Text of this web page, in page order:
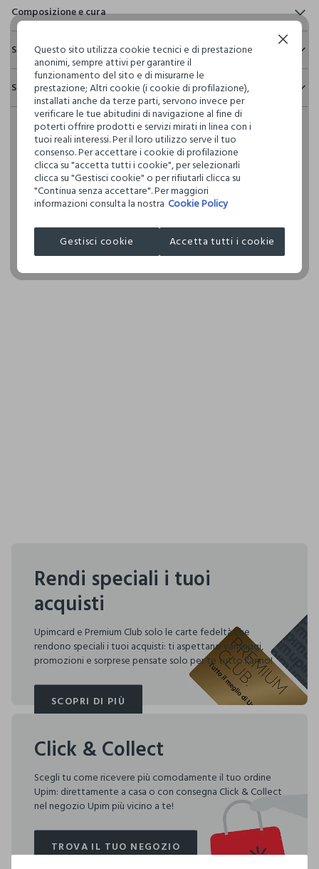
Composizione e cura
82% COTONE,18% LINO
NON CANDEGGIARE
TEMPERATURA MASSIMA 30°C - PROCEDURA DELICATA
NON LAVARE A SECCO
NON ASCIUGARE IN ASCIUGA BIANCHERIA A TAMBURO
ROTATIVO
TEMPERATURA MASSIMA DELLA PIASTRA DEL FERRO
DANNI IRREVERSIBILI
Sostenibilità e trasparenza
Sicurezza
Il 100% dei nostri articoli viene sottoposto a test chimico-
fisici, per verificarne il rispetto dei limiti che abbiamo
definito per l’uso di sostanze chimiche, talvolta anche più
restrittivi rispetto a quelli previsti dalla normativa
internazionale.
Clicca qui per vedere i dettagli
I nostri fornitori
MADE IN INDIA
Spedizione e resi
Hai fino a 30 giorni dalla consegna del tuo ordine online per
cambiare idea e restituire i prodotti che hai acquistato.
Rendi speciali i tuoi
acquisti
Upimcard e Premium Club solo le carte fedeltà che
rendono speciali i tuoi acquisti: ti aspettano vantaggi,
promozioni e sorprese pensate solo per te tutto l'anno!
SCOPRI DI PIÙ
SCOPRI DI PIÙ
Click & Collect
Scegli tu come ricevere più comodamente il tuo ordine
Upim: direttamente a casa o con consegna Click & Collect
nel negozio Upim più vicino a te!
TROVA IL TUO NEGOZIO
TROVA IL TUO NEGOZIO
Questo sito utilizza cookie tecnici e di prestazione
anonimi, sempre attivi per garantire il
funzionamento del sito e di misurarne le
prestazione; Altri cookie (i cookie di profilazione),
installati anche da terze parti, servono invece per
verificare le tue abitudini di navigazione al fine di
poterti offrire prodotti e servizi mirati in linea con i
tuoi reali interessi. Per il loro utilizzo serve il tuo
consenso. Per accettare i cookie di profilazione
clicca su "accetta tutti i cookie", per selezionarli
clicca su "Gestisci cookie" o per rifiutarli clicca su
"Continua senza accettare". Per maggiori
informazioni consulta la nostra Cookie Policy
Gestisci cookie Accetta tutti i cookie
Continua senza accettare